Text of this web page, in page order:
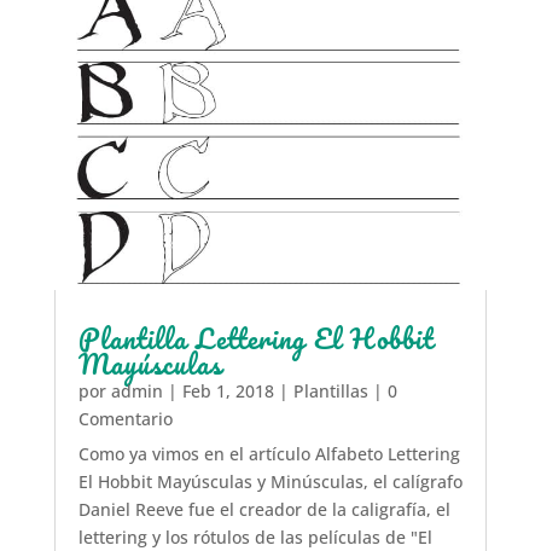
Plantilla Lettering El Hobbit
Mayúsculas
por admin | Feb 1, 2018| Plantillas | 0
Comentario
Como ya vimos en el artículo Alfabeto Lettering
El Hobbit Mayúsculas y Minúsculas, el calígrafo
Daniel Reeve fue el creador de la caligrafía, el
lettering y los rótulos de las películas de "El